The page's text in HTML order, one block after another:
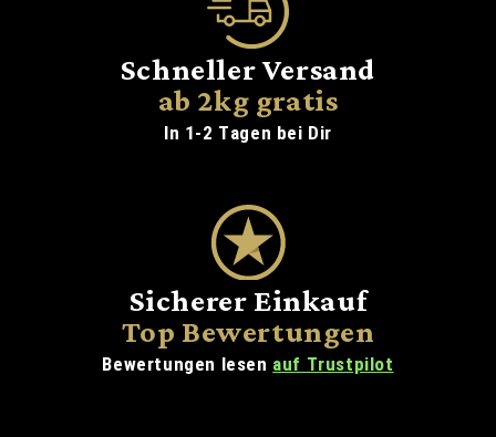
Schneller Versand
ab 2kg gratis
In 1-2 Tagen bei Dir
Sicherer Einkauf
Top Bewertungen
Bewertungen lesen auf Trustpilot